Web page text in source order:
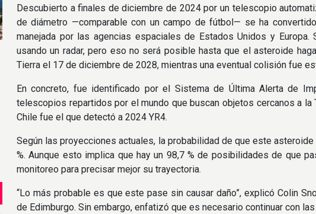
Descubierto a finales de diciembre de 2024 por un telescopio
de diámetro —comparable con un campo de fútbol— se ha
manejada por las agencias espaciales de Estados Unidos y
usando un radar, pero eso no será posible hasta que el asteroide
Tierra el 17 de diciembre de 2028, mientras una eventual colisión fue
En concreto, fue identificado por el Sistema de Última Alerta de
telescopios repartidos por el mundo que buscan objetos cercanos a
Chile fue el que detectó a 2024 YR4.
Según las proyecciones actuales, la probabilidad de que este
%. Aunque esto implica que hay un 98,7 % de posibilidades de que
monitoreo para precisar mejor su trayectoria.
“Lo más probable es que este pase sin causar daño”, explicó Colin
de Edimburgo. Sin embargo, enfatizó que es necesario continuar con